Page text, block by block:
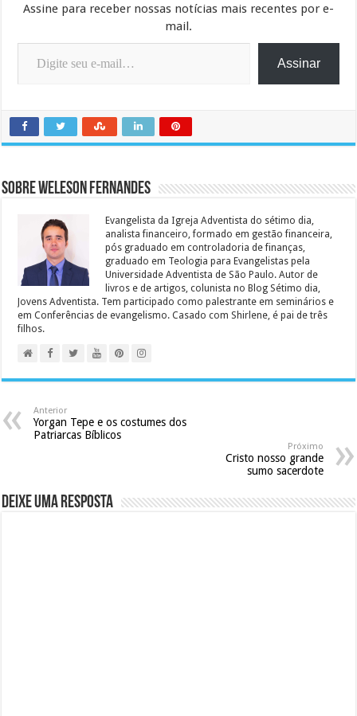
Assine para receber nossas notícias mais recentes por e-
mail.
Digite seu e-mail…
Assinar
Sobre Weleson Fernandes
Evangelista da Igreja Adventista do sétimo dia,
analista financeiro, formado em gestão financeira,
pós graduado em controladoria de finanças,
graduado em Teologia para Evangelistas pela
Universidade Adventista de São Paulo. Autor de
livros e de artigos, colunista no Blog Sétimo dia,
Jovens Adventista. Tem participado como palestrante em seminários e
em Conferências de evangelismo. Casado com Shirlene, é pai de três
filhos.
Anterior
Yorgan Tepe e os costumes dos
Patriarcas Bíblicos
Próximo
Cristo nosso grande
sumo sacerdote
Deixe uma resposta